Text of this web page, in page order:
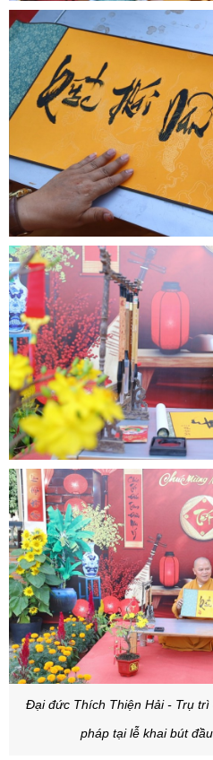
Đại đức Thích Thiện Hải - Trụ
pháp tại lễ khai bút